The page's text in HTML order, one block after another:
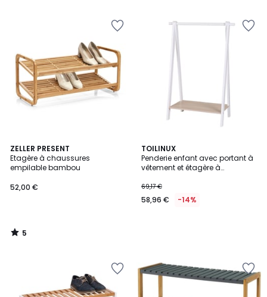
ZELLER PRESENT
Etagère à chaussures
empilable bambou
52,00 €
5
/
5
5
/
TOILINUX
Penderie enfant avec portant à
vêtement et étagère à
69,17 €
58,96 € -14%